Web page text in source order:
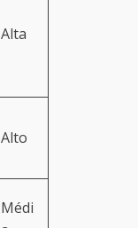
Alta
Alto
Médi